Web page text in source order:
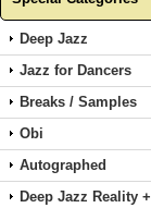
Deep Jazz
Jazz for Dancers
Breaks / Samples
Obi
Autographed
Deep Jazz Reality +